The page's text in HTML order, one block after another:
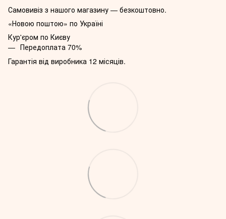
Самовивіз з нашого магазину — безкоштовно.
«Новою поштою» по Україні
Кур'єром по Києву
Передоплата 70%
Гарантія від виробника 12 місяців.